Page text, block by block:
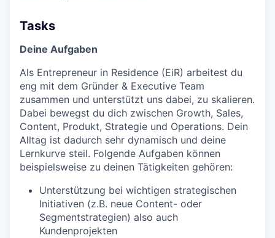
Tasks
Deine Aufgaben
Als Entrepreneur in Residence (EiR) arbeitest du
eng mit dem Gründer & Executive Team
zusammen und unterstützt uns dabei, zu skalieren.
Dabei bewegst du dich zwischen Growth, Sales,
Content, Produkt, Strategie und Operations. Dein
Alltag ist dadurch sehr dynamisch und deine
Lernkurve steil. Folgende Aufgaben können
beispielsweise zu deinen Tätigkeiten gehören:
Unterstützung bei wichtigen strategischen
Initiativen (z.B. neue Content- oder
Segmentstrategien) also auch
Kundenprojekten